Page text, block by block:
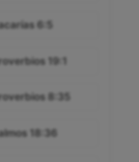
6:5
19:1
8:35
18:36